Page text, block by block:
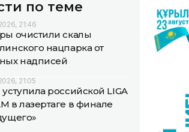
по теме
21:46
очистили скалы
нацпарка от
надписей
21:05
уступила российской LIGA
в лазертаге в финале